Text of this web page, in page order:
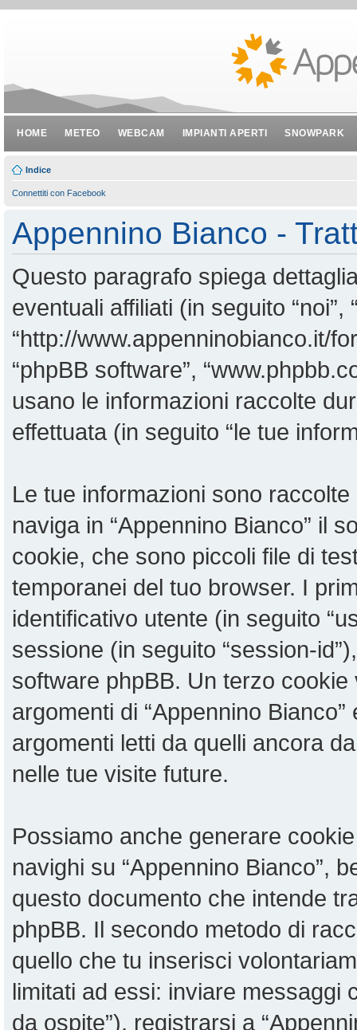
HOME METEO WEBCAM IMPIANTI APERTI SNOWPARK
Indice
Connettiti con Facebook
Appennino Bianco -
Questo paragrafo spiega
eventuali affiliati (in seguito “noi”,
“http://www.appenninobianco.it/
“phpBB software”,
usano le informazioni raccolte
effettuata (in seguito “le tue
Le tue informazioni sono
naviga in “Appennino Bianco” il
cookie, che sono piccoli file di
temporanei del tuo browser. I
identificativo utente (in seguito
sessione (in seguito “session-
software phpBB. Un terzo
argomenti di “Appennino
argomenti letti da quelli ancora
nelle tue visite future.
Possiamo anche generare
navighi su “Appennino Bianco”,
questo documento che intende
phpBB. Il secondo metodo di
quello che tu inserisci
limitati ad essi: inviare messaggi
da ospite”), registrarsi a